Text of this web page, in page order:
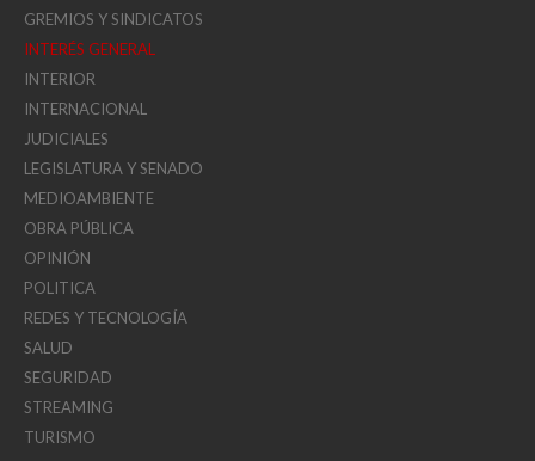
GREMIOS Y SINDICATOS
INTERÉS GENERAL
INTERIOR
INTERNACIONAL
JUDICIALES
LEGISLATURA Y SENADO
MEDIOAMBIENTE
OBRA PÚBLICA
OPINIÓN
POLITICA
REDES Y TECNOLOGÍA
SALUD
SEGURIDAD
STREAMING
TURISMO